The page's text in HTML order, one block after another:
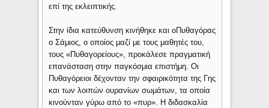
επί της εκλειπτικής.
Στην ίδια κατεύθυνση κινήθηκε και οΠυθαγόρας
ο Σάμιος, ο οποίος μαζί με τους μαθητές του,
τους «Πυθαγορείους», προκάλεσε πραγματική
επανάσταση στην παγκόσμια επιστήμη. Οι
Πυθαγόρειοι δέχονταν την σφαιρικότητα της Γης
και των λοιπών ουρανίων σωμάτων, τα οποία
κινούνταν γύρω από το «πυρ». Η διδασκαλία